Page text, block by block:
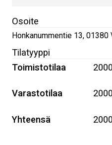
Osoite
Honkanummentie 13, 01380
Tilatyyppi
Toimistotilaa
Varastotilaa
Yhteensä